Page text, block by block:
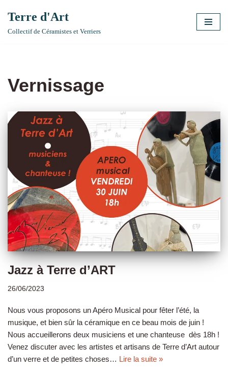
Aller
Terre d'Art
Collectif de Céramistes et Verriers
Vernissage
Jazz à Terre d’ART
26/06/2023
Nous vous proposons un Apéro Musical pour fêter l’été, la
musique, et bien sûr la céramique en ce beau mois de juin !
Nous accueillerons deux musiciens et une chanteuse dès 18h !
Venez discuter avec les artistes et artisans de Terre d’Art autour
d’un verre et de petites choses… Lire la suite »